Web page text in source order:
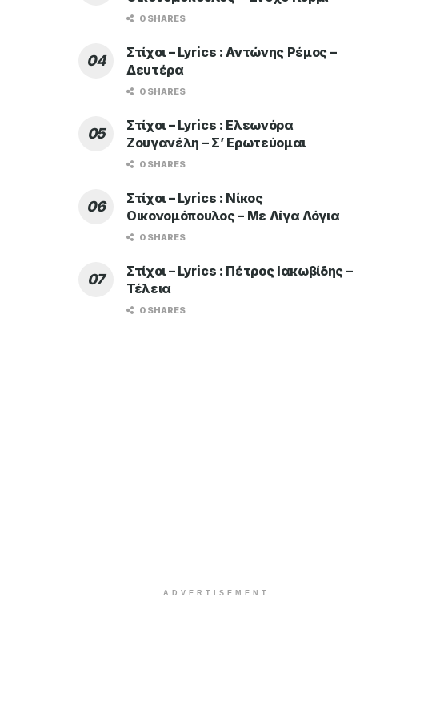
0 SHARES
Στίχοι – Lyrics : Αντώνης Ρέμος –
Δευτέρα
0 SHARES
Στίχοι – Lyrics : Ελεωνόρα
Ζουγανέλη – Σ’ Ερωτεύομαι
0 SHARES
Στίχοι – Lyrics : Νίκος
Οικονομόπουλος – Με Λίγα Λόγια
0 SHARES
Στίχοι – Lyrics : Πέτρος Ιακωβίδης –
Τέλεια
0 SHARES
ADVERTISEMENT